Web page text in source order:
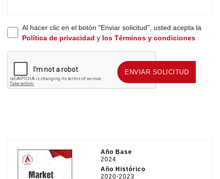
Al hacer clic en el botón "Enviar solicitud", usted acepta la
Política de privacidad y los Términos y condiciones
ENVIAR SOLICITUD ENVIAR SOLICITUD
Año Base
2024
Año Histórico
2020-2023